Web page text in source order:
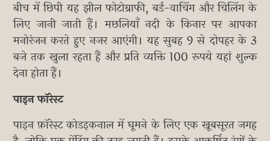
बीच में छिपी यह झील फोटोग्राफी, बर्ड-वाचिंग और चिलिंग के
लिए जानी जाती हैं। मछलियाँ नदी के किनार पर आपका
मनोरंजन करते हुए नजर आएंगी। यह सुबह 9 से दोपहर के 3
बजे तक खुला रहता हैं और प्रति व्यक्ति 100 रूपये यहां शुल्क
देना होता हैं।
पाइन फॉरेस्ट
पाइन फ़ॉरेस्ट कोडइकनाल में घूमने के लिए एक खूबसूरत जगह